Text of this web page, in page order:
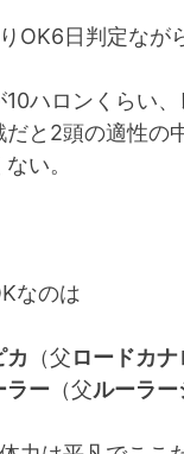
OK6日判定なが
10ハロンくらい、
と2頭の適性の
い。
なのは
カ （父ロードカナ
ラー （父ルーラー